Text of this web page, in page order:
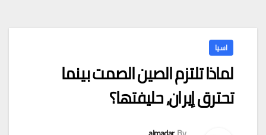
اسيا
لماذا تلتزم الصين الصمت بينما
تحترق إيران، حليفتها؟